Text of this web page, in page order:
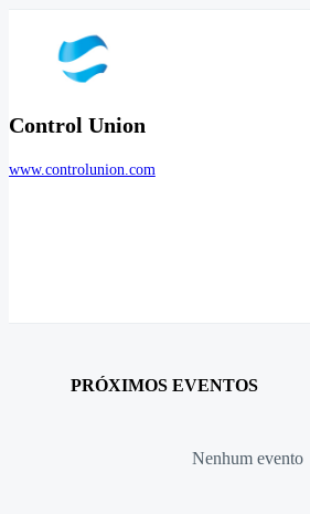
Control Union
www.controlunion.com
PRÓXIMOS EVENTOS
Nenhum evento